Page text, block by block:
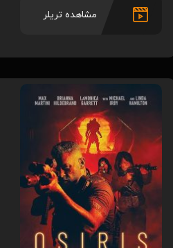
مشاهده تریلر